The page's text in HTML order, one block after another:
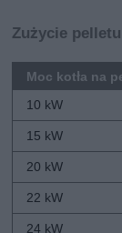
Zużycie
Moc kotła na
10 kW
15 kW
20 kW
22 kW
24 kW